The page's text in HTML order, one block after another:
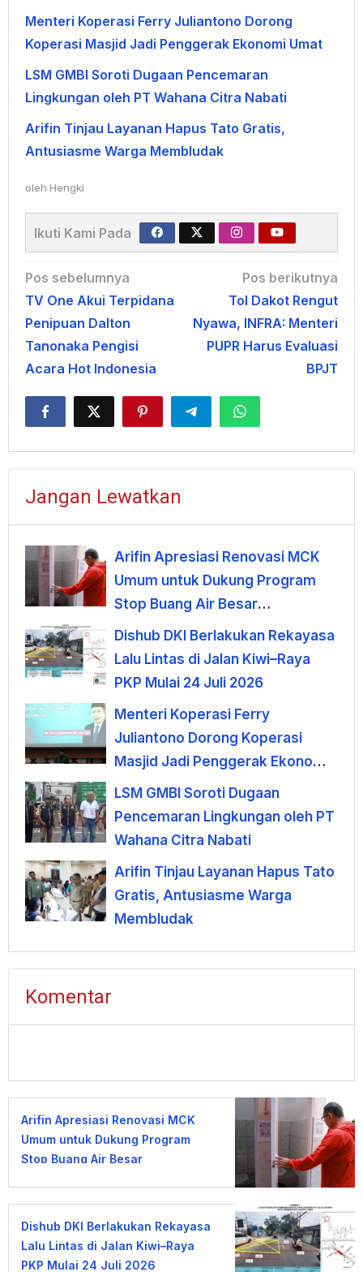
Menteri Koperasi Ferry Juliantono Dorong
Koperasi Masjid Jadi Penggerak Ekonomi Umat
LSM GMBI Soroti Dugaan Pencemaran
Lingkungan oleh PT Wahana Citra Nabati
Arifin Tinjau Layanan Hapus Tato Gratis,
Antusiasme Warga Membludak
oleh Hengki
Ikuti Kami Pada
Navigasi
pos
Pos sebelumnya
TV One Akui Terpidana
Penipuan Dalton
Tanonaka Pengisi
Acara Hot Indonesia
Pos berikutnya
Tol Dakot Rengut
Nyawa, INFRA: Menteri
PUPR Harus Evaluasi
BPJT
Jangan Lewatkan
Arifin Apresiasi Renovasi MCK
Umum untuk Dukung Program
Stop Buang Air Besar
Sembarangan
Dishub DKI Berlakukan Rekayasa
Lalu Lintas di Jalan Kiwi–Raya
PKP Mulai 24 Juli 2026
Menteri Koperasi Ferry
Juliantono Dorong Koperasi
Masjid Jadi Penggerak Ekonomi
Umat
LSM GMBI Soroti Dugaan
Pencemaran Lingkungan oleh PT
Wahana Citra Nabati
Arifin Tinjau Layanan Hapus Tato
Gratis, Antusiasme Warga
Membludak
Komentar
Arifin Apresiasi Renovasi MCK
Umum untuk Dukung Program
Stop Buang Air Besar
Dishub DKI Berlakukan Rekayasa
Lalu Lintas di Jalan Kiwi–Raya
PKP Mulai 24 Juli 2026